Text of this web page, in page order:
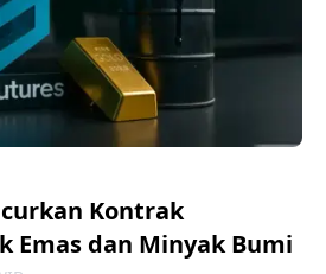
Kontrak
Emas dan Minyak Bumi